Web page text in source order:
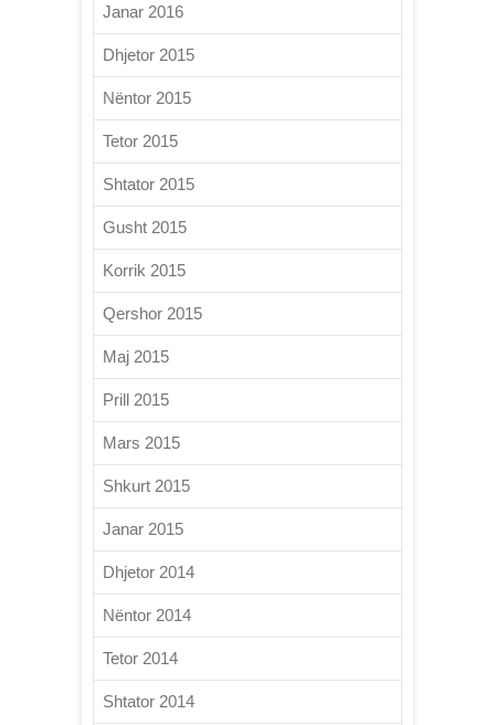
Janar 2016
Dhjetor 2015
Nëntor 2015
Tetor 2015
Shtator 2015
Gusht 2015
Korrik 2015
Qershor 2015
Maj 2015
Prill 2015
Mars 2015
Shkurt 2015
Janar 2015
Dhjetor 2014
Nëntor 2014
Tetor 2014
Shtator 2014